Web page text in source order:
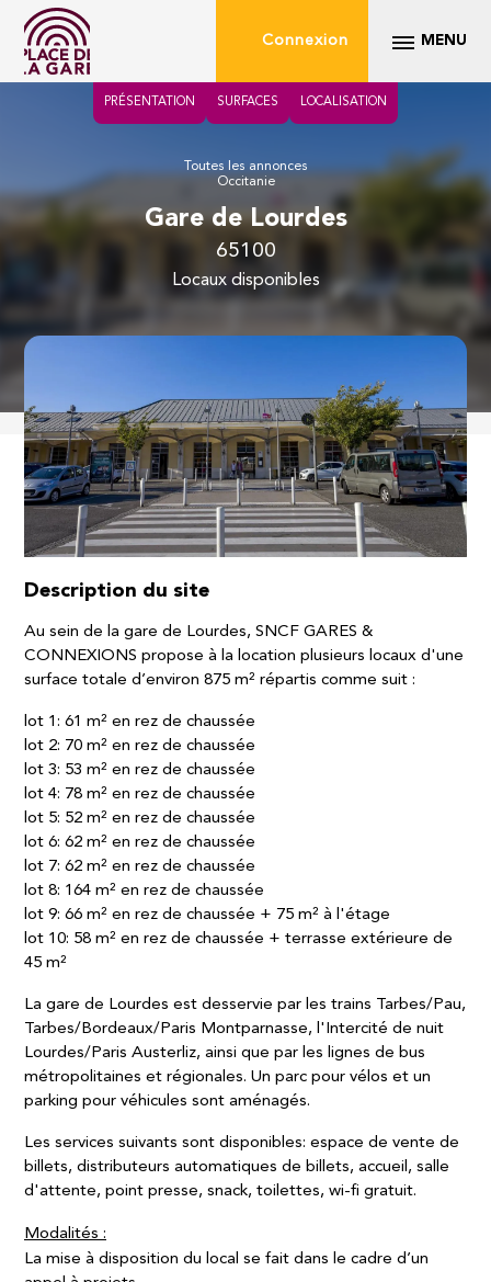
MENU
Connexion
Gare de Lourdes
65100
locaux disponibles
Toutes les annonces
Occitanie
PRÉSENTATION SURFACES LOCALISATION
Description du site
Au sein de la gare de Lourdes, SNCF GARES &
CONNEXIONS propose à la location plusieurs locaux d'une
surface totale d’environ 875 m² répartis comme suit :
lot 1: 61 m² en rez de chaussée
lot 2: 70 m² en rez de chaussée
lot 3: 53 m² en rez de chaussée
lot 4: 78 m² en rez de chaussée
lot 5: 52 m² en rez de chaussée
lot 6: 62 m² en rez de chaussée
lot 7: 62 m² en rez de chaussée
lot 8: 164 m² en rez de chaussée
lot 9: 66 m² en rez de chaussée + 75 m² à l'étage
lot 10: 58 m² en rez de chaussée + terrasse extérieure de
45 m²
La gare de Lourdes est desservie par les trains Tarbes/Pau,
Tarbes/Bordeaux/Paris Montparnasse, l'Intercité de nuit
Lourdes/Paris Austerliz, ainsi que par les lignes de bus
métropolitaines et régionales. Un parc pour vélos et un
parking pour véhicules sont aménagés.
Les services suivants sont disponibles: espace de vente de
billets, distributeurs automatiques de billets, accueil, salle
d'attente, point presse, snack, toilettes, wi-fi gratuit.
Modalités :​
La mise à disposition du local se fait dans le cadre d’un